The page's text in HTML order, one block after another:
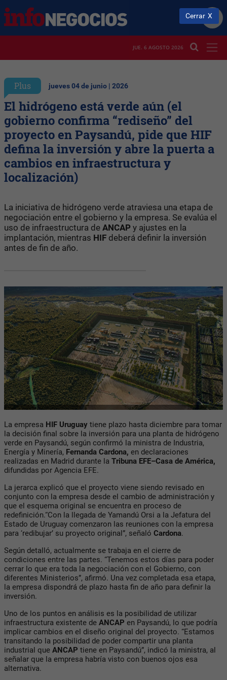
JUE. 6 AGOSTO 2026
Plus jueves 04 de junio | 2026
El hidrógeno está verde aún (el
gobierno confirma “rediseño” del
proyecto en Paysandú, pide que HIF
defina la inversión y abre la puerta a
cambios en infraestructura y
localización)
La iniciativa de hidrógeno verde atraviesa una etapa de
negociación entre el gobierno y la empresa. Se evalúa el
uso de infraestructura de ANCAP y ajustes en la
implantación, mientras HIF deberá definir la inversión
antes de fin de año.
La empresa HIF Uruguay tiene plazo hasta diciembre para tomar
la decisión final sobre la inversión para una planta de hidrógeno
verde en Paysandú, según confirmó la ministra de Industria,
Energía y Minería, Fernanda Cardona, en declaraciones
realizadas en Madrid durante la Tribuna EFE–Casa de América,
difundidas por Agencia EFE.
La jerarca explicó que el proyecto viene siendo revisado en
conjunto con la empresa desde el cambio de administración y
que el esquema original se encuentra en proceso de
redefinición.“Con la llegada de Yamandú Orsi a la Jefatura del
Estado de Uruguay comenzaron las reuniones con la empresa
para ‘redibujar’ su proyecto original”, señaló Cardona.
Según detalló, actualmente se trabaja en el cierre de
condiciones entre las partes. “Tenemos estos días para poder
cerrar lo que era toda la negociación con el Gobierno, con
diferentes Ministerios”, afirmó. Una vez completada esa etapa,
la empresa dispondrá de plazo hasta fin de año para definir la
inversión.
Uno de los puntos en análisis es la posibilidad de utilizar
infraestructura existente de ANCAP en Paysandú, lo que podría
implicar cambios en el diseño original del proyecto. “Estamos
transitando la posibilidad de poder compartir una planta
industrial que ANCAP tiene en Paysandú”, indicó la ministra, al
señalar que la empresa habría visto con buenos ojos esa
alternativa.
Cerrar